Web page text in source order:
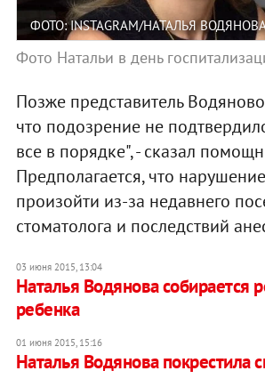
ФОТО: INSTAGRAM/НАТАЛЬЯ
Фото Натальи в день
Позже представитель
что подозрение не
все в порядке", - сказал
Предполагается, что
произойти из-за недавнего
стоматолога и последствий
03 июня 2015, 13:04
Наталья Водянова собирается
ребенка
01 июня 2015, 15:16
Наталья Водянова покрестила